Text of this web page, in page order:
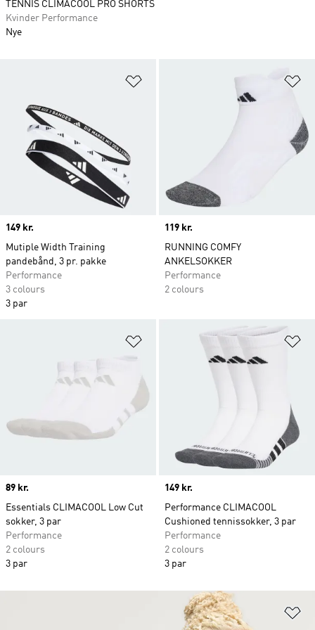
Price
149 kr.
Mutiple Width Training
pandebånd, 3 pr. pakke
Performance
3 colours
3 par
Price
119 kr.
RUNNING COMFY
ANKELSOKKER
Performance
2 colours
Føj til ønskeliste
Price
89 kr.
Essentials CLIMACOOL Low Cut
sokker, 3 par
Performance
2 colours
3 par
Price
149 kr.
Performance CLIMACOOL
Cushioned tennissokker, 3 par
Performance
2 colours
3 par
TENNIS CLIMACOOL PRO SHORTS
Kvinder Performance
Nye